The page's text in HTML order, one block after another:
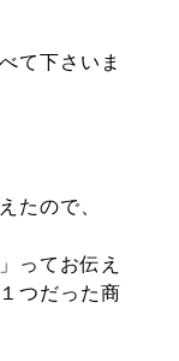
て下さいま
たので、
ってお伝え
つだった商